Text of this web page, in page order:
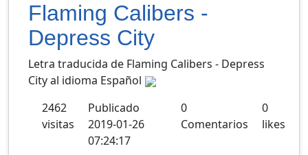
Flaming Calibers -
Depress City
Letra traducida de Flaming Calibers - Depress
City al idioma Español
2462
visitas
Publicado
2019-01-26
07:24:17
0
Comentarios
0
likes